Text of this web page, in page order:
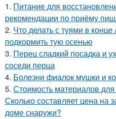
1. Питание для
рекомендации по приёму
2. Что делать с туями в
подкормить тую осенью
3. Перец сладкий посадка и
соседи перца
4. Болезни фиалок мушки и
5. Стоимость материалов
Сколько составляет цена на
доме снаружи?